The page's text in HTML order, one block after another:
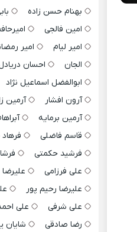
بهنام حسن زاده
امین فالجی
امیر لیام
امیر
الجان
احسان
ابوالفضل اسماعیل نژاد
آرون افشار
آرمین
آرمین برمایه
قاسم فاضلی
فرشید حکمتی
علی فرزامی
علیرضا رحیم پور
علی شرفی
علی
رضا صادقی
شایان